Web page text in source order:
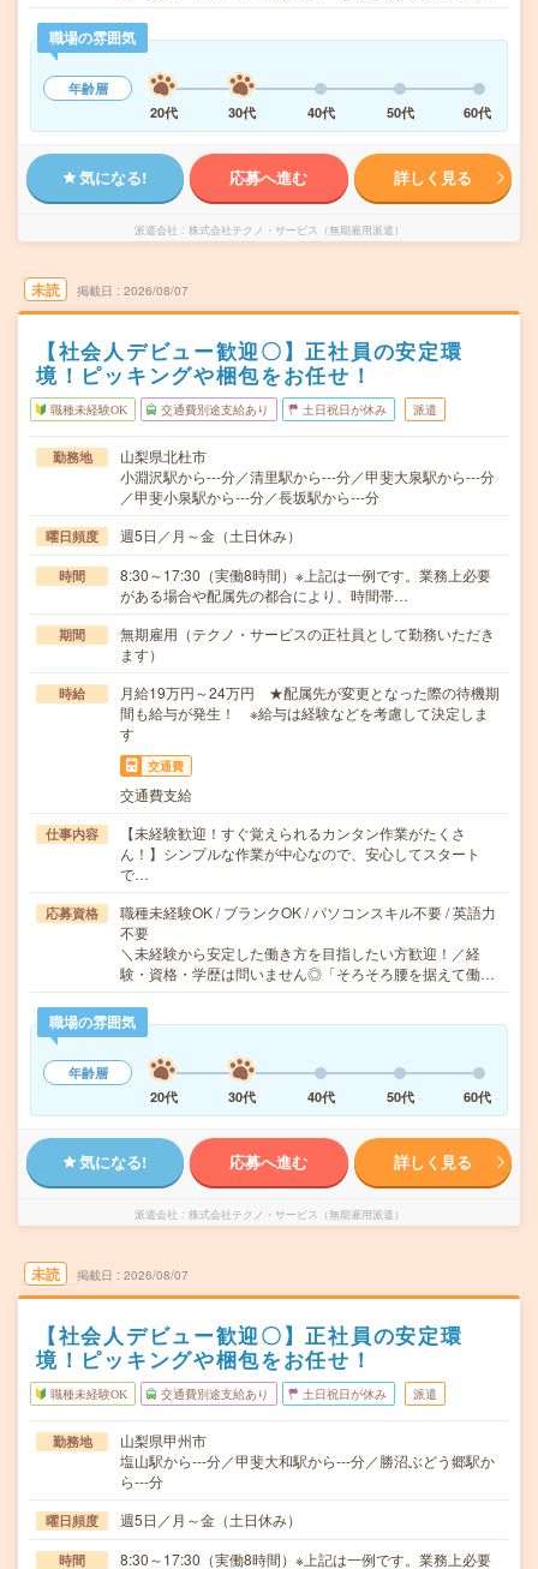
職場の雰囲気
年齢層
20代
30代 40代 50代 60代
気になる! 応募へ進む 詳しく見る
派遣会社 株式会社テクノ・サービス（無期雇用派遣）
未読 掲載日 2026/08/07
【社会人デビュー歓迎〇】正社員の安定環
境！ピッキングや梱包をお任せ！
職種未経験OK 交通費別途支給あり 土日祝日が休み 派遣
勤務地
山梨県北杜市
小淵沢駅から---分／清里駅から---分／甲斐大泉駅から---分
／甲斐小泉駅から---分／長坂駅から---分
曜日頻度 週5日／月～金（土日休み）
時間
8:30～17:30（実働8時間）※上記は一例です。業務上必要
がある場合や配属先の都合により、時間帯…
期間
無期雇用（テクノ・サービスの正社員として勤務いただき
ます）
時給
月給19万円～24万円 ★配属先が変更となった際の待機期
間も給与が発生！ ※給与は経験などを考慮して決定しま
す
交通費
交通費支給
仕事内容
【未経験歓迎！すぐ覚えられるカンタン作業がたくさ
ん！】シンプルな作業が中心なので、安心してスタート
で…
応募資格
職種未経験OK / ブランクOK / パソコンスキル不要 / 英語力
不要
＼未経験から安定した働き方を目指したい方歓迎！／経
験・資格・学歴は問いません◎「そろそろ腰を据えて働…
職場の雰囲気
年齢層
20代
30代 40代 50代 60代
気になる! 応募へ進む 詳しく見る
派遣会社 株式会社テクノ・サービス（無期雇用派遣）
未読 掲載日 2026/08/07
【社会人デビュー歓迎〇】正社員の安定環
境！ピッキングや梱包をお任せ！
職種未経験OK 交通費別途支給あり 土日祝日が休み 派遣
勤務地
山梨県甲州市
塩山駅から---分／甲斐大和駅から---分／勝沼ぶどう郷駅か
ら---分
曜日頻度 週5日／月～金（土日休み）
時間 8:30～17:30（実働8時間）※上記は一例です。業務上必要